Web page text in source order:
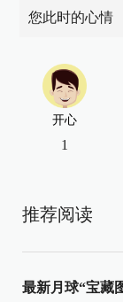
您此时的心情
开心
1
推荐阅读
最新月球“宝藏